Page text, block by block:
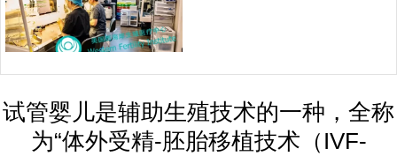
试管婴儿是辅助生殖技术的一种，全称
为“体外受精-胚胎移植技术（IVF-